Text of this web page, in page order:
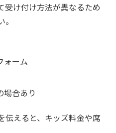
受け付け方法が異なるため
ォーム
場合あり
伝えると、キッズ料金や席